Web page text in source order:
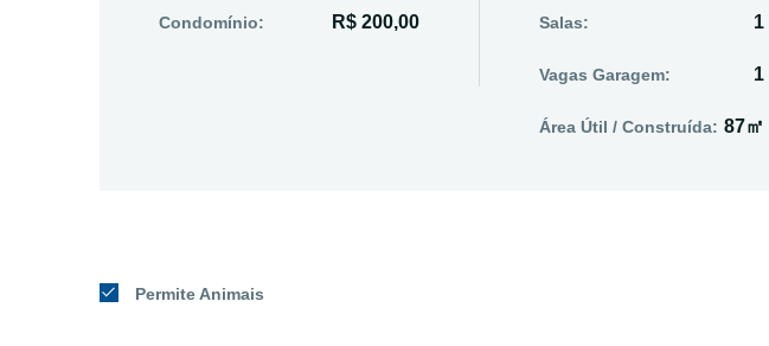
Condomínio: R$ 200,00 Salas: 1
Vagas Garagem: 1
Área Útil / Construída: 87㎡
Permite Animais